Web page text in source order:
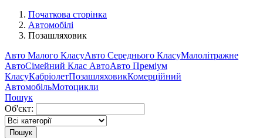
Початкова сторінка
Автомобілі
Позашляховик
Авто Малого КласуАвто Середнього КласуМалолітражне
АвтоСімейний Клас АвтоАвто Преміум
КласуКабріолетПозашляховикКомерційний
АвтомобільМотоцикли
Пошук
Об'єкт:
Пошук